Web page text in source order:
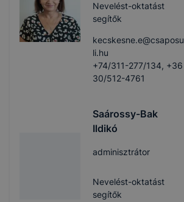
Nevelést-oktatást
segítők
kecskesne.e@csaposu
li.hu
+74/311-277/134, +36
30/512-4761
Saárossy-Bak
Ildikó
adminisztrátor
Nevelést-oktatást
segítők